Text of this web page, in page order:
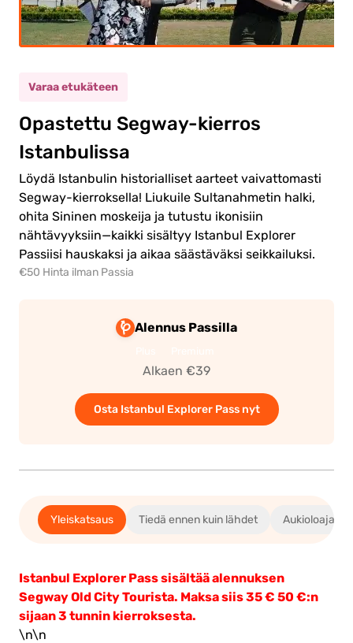
Varaa etukäteen
Opastettu Segway-kierros
Istanbulissa
Löydä Istanbulin historialliset aarteet vaivattomasti
Segway-kierroksella! Liukuile Sultanahmetin halki,
ohita Sininen moskeija ja tutustu ikonisiin
nähtävyyksiin—kaikki sisältyy Istanbul Explorer
Passiisi hauskaksi ja aikaa säästäväksi seikkailuksi.
€50 Hinta ilman Passia
Alennus Passilla
Alkaen €39
Osta Istanbul Explorer Pass nyt
Yleiskatsaus Tiedä ennen kuin lähdet Aukioloajat
Istanbul Explorer Pass sisältää alennuksen
Segway Old City Tourista. Maksa siis 35 € 50 €:n
sijaan 3 tunnin kierroksesta.
\n\n
(5-11)
0.00€
0.00€